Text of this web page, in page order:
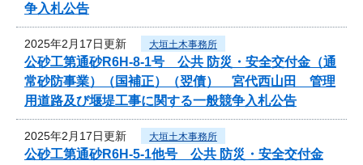
争入札公告
2025年2月17日更新 大垣土木事務所
公砂工第通砂R6H-8-1号 公共 防災・安全交付金（通
常砂防事業）（国補正）（翌債） 宮代西山田 管理
用道路及び堰堤工事に関する一般競争入札公告
2025年2月17日更新 大垣土木事務所
公砂工第通砂R6H-5-1他号 公共 防災・安全交付金